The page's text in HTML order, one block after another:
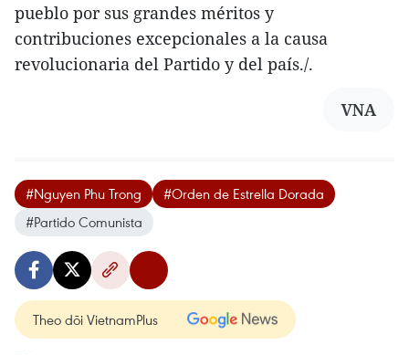
pueblo por sus grandes méritos y
contribuciones excepcionales a la causa
revolucionaria del Partido y del país./.
VNA
#Nguyen Phu Trong
#Orden de Estrella Dorada
#Partido Comunista
Theo dõi VietnamPlus